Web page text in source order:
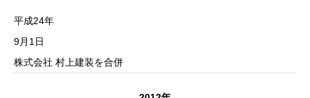
平成24年
9月1日
株式会社 村上建装を合併